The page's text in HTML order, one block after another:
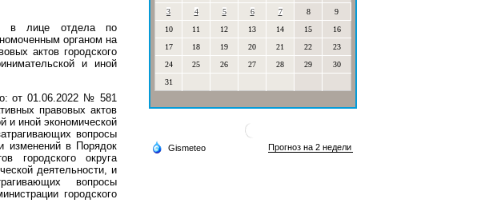
в лице отдела по
органом на
актов городского
и иной
от 01.06.2022 № 581
правовых актов
и иной экономической
вопросы
изменений в Порядок
городского округа
деятельности, и
вопросы
городского
3
4 5 6 7 8
9
10
11 12 13 14 15
16
17
18 19 20 21 22
23
24
25 26 27 28 29
30
31